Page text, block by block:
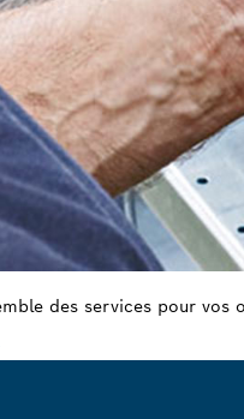
des services pour vos